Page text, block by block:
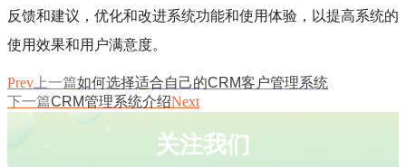
反馈和建议，优化和改进系统功能和使用体验，以提高系统的
使用效果和用户满意度。
Prev 上一篇如何选择适合自己的CRM客户管理系统
下一篇CRM管理系统介绍Next
关注我们